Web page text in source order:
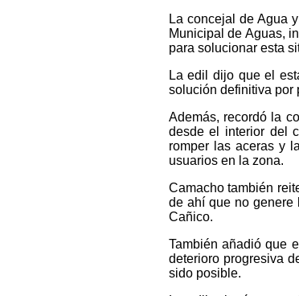
La concejal de Agua
Municipal de Aguas,
para solucionar esta
La edil dijo que el
solución definitiva por
Además, recordó la
desde el interior del
romper las aceras y
usuarios en la zona.
Camacho también
de ahí que no genere
Cañico.
También añadió que
deterioro progresiva
sido posible.